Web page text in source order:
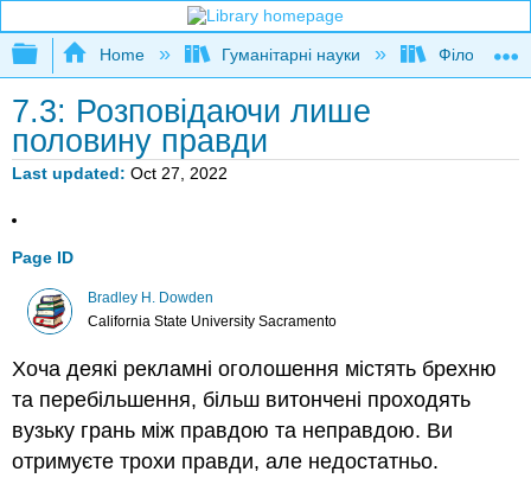
Expand/collapse global hierarchy
Home Гуманітарні науки Філософія
7.3: Розповідаючи лише
половину правди
Last updated Oct 27, 2022
Page ID
Bradley H. Dowden
California State University Sacramento
Хоча деякі рекламні оголошення містять брехню
та перебільшення, більш витончені проходять
вузьку грань між правдою та неправдою. Ви
отримуєте трохи правди, але недостатньо.